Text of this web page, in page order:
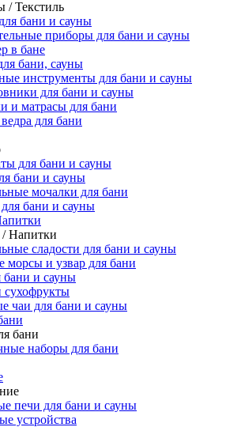
/ Текстиль
бани и сауны
приборы для бани и сауны
в бане
бани, сауны
инструменты для бани и сауны
для бани и сауны
и матрасы для бани
для бани
для бани и сауны
бани и сауны
мочалки для бани
бани и сауны
/ Напитки
сладости для бани и сауны
морсы и узвар для бани
и сауны
сухофрукты
чаи для бани и сауны
бани
наборы для бани
печи для бани и сауны
устройства